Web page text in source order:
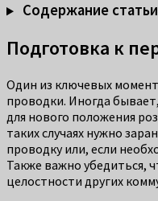
Содержание
Подготовка к
Один из ключевых
проводки. Иногда
для нового положения
таких случаях нужно
проводку или, если
Также важно убедиться,
целостности других